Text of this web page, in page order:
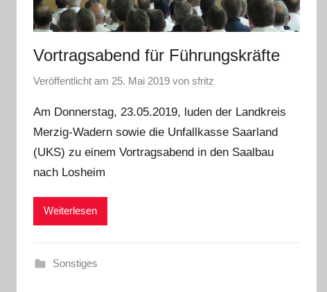
Vortragsabend für Führungskräfte
Veröffentlicht am 25. Mai 2019 von sfritz
Am Donnerstag, 23.05.2019, luden der Landkreis
Merzig-Wadern sowie die Unfallkasse Saarland
(UKS) zu einem Vortragsabend in den Saalbau
nach Losheim
Weiterlesen
Sonstiges